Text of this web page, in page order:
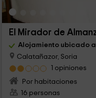
El Mirador de
Alojamiento ubicado a
Calatañazor, Soria
1 opiniones
Por habitaciones
16 personas